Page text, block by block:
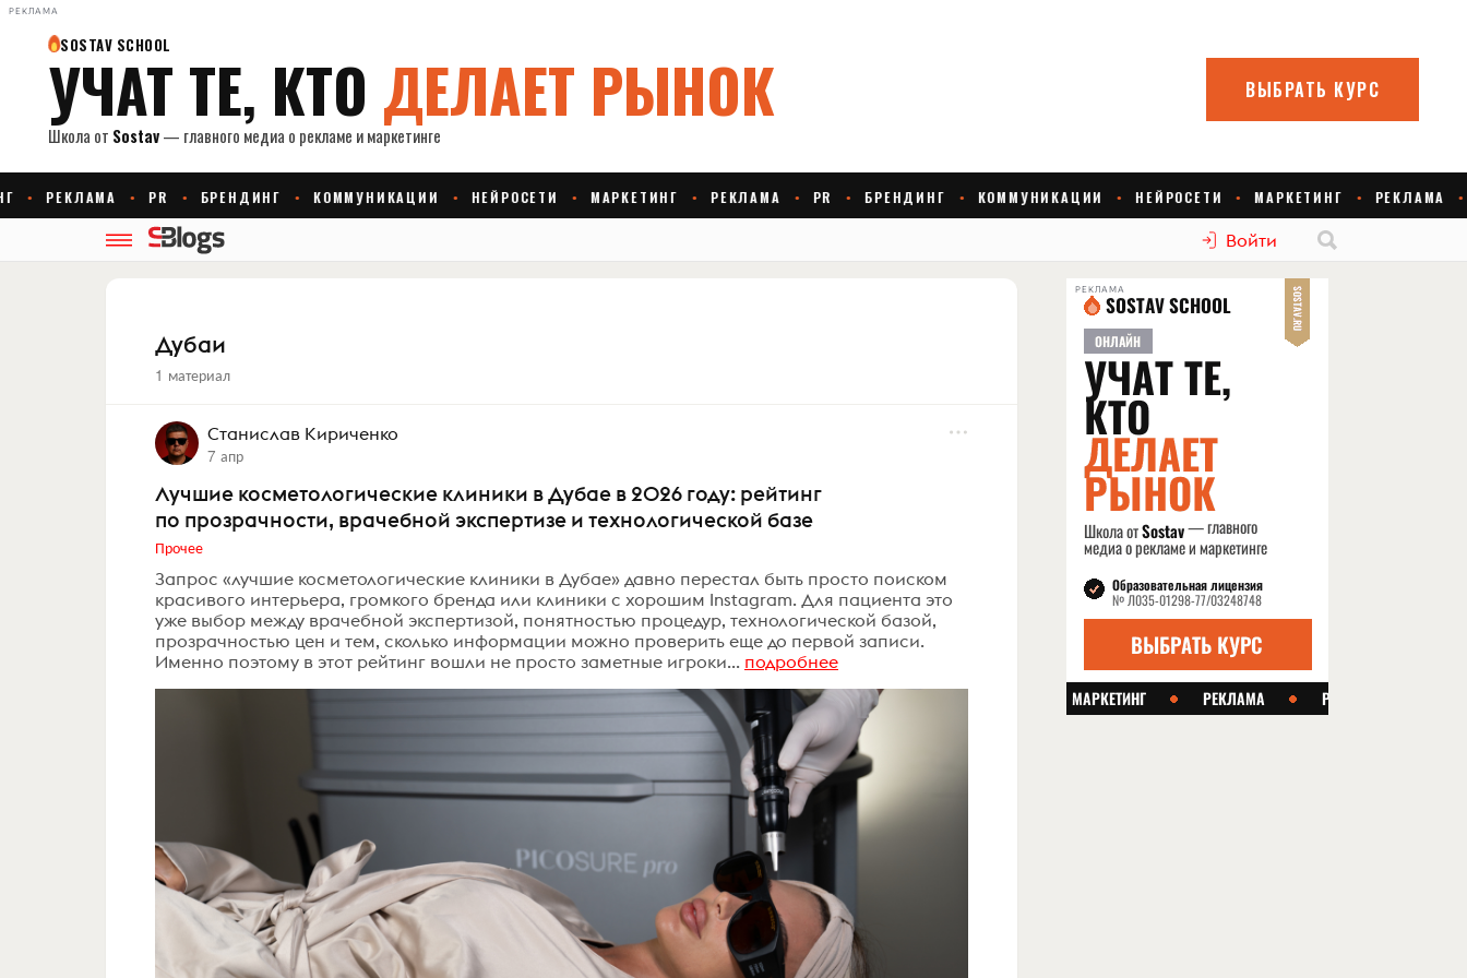
РЕКЛАМА
Войти
Дубаи
1 материал
Станислав Кириченко
7 апр
Лучшие косметологические клиники в Дубае в 2026 году: рейтинг
по прозрачности, врачебной экспертизе и технологической базе
Прочее
Запрос «лучшие косметологические клиники в Дубае» давно перестал быть просто поиском
красивого интерьера, громкого бренда или клиники с хорошим Instagram. Для пациента это
уже выбор между врачебной экспертизой, понятностью процедур, технологической базой,
прозрачностью цен и тем, сколько информации можно проверить еще до первой записи.
Именно поэтому в этот рейтинг вошли не просто заметные игроки... подробнее
РЕКЛАМА